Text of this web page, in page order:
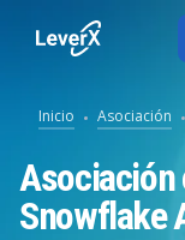
Migración a SAP S/
RISE with SAP
Inicio Asociación
Asociación
Snowflake